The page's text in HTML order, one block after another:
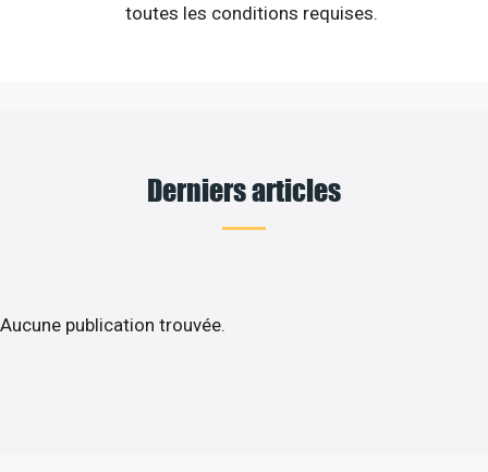
toutes les conditions requises.
Derniers articles
Aucune publication trouvée.